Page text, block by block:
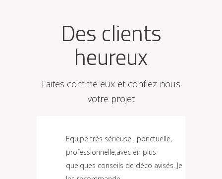
Des clients
heureux
Faites comme eux et confiez nous
votre projet
Equipe très sérieuse , ponctuelle,
professionnelle,avec en plus
quelques conseils de déco avisés. Je